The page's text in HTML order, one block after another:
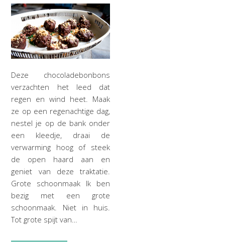
Deze chocoladebonbons
verzachten het leed dat
regen en wind heet. Maak
ze op een regenachtige dag,
nestel je op de bank onder
een kleedje, draai de
verwarming hoog of steek
de open haard aan en
geniet van deze traktatie.
Grote schoonmaak Ik ben
bezig met een grote
schoonmaak. Niet in huis.
Tot grote spijt van…